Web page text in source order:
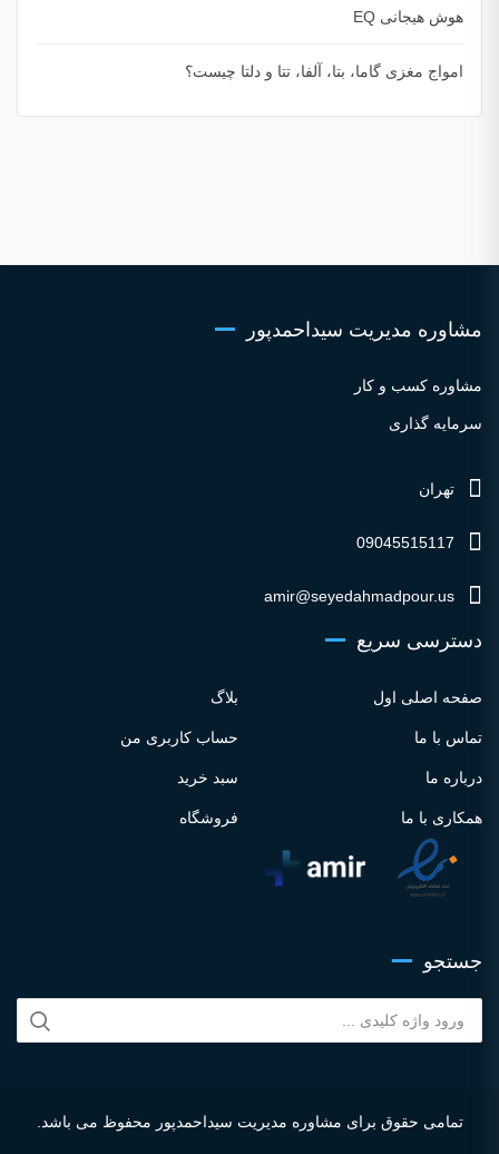
هوش هیجانی EQ
امواج مغزی گاما، بتا، آلفا، تتا و دلتا چیست؟
مشاوره مدیریت سیداحمدپور
مشاوره کسب و کار
سرمایه گذاری
تهران
09045515117
amir@seyedahmadpour.us
دسترسی سریع
صفحه اصلی اول بلاگ
تماس با ما حساب کاربری من
درباره ما سبد خرید
همکاری با ما فروشگاه
جستجو
جستجو
تمامی حقوق برای مشاوره مدیریت سیداحمدپور محفوظ می باشد.